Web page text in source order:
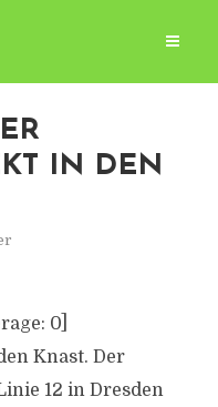
IN DEN
0]
Knast. Der
12 in Dresden